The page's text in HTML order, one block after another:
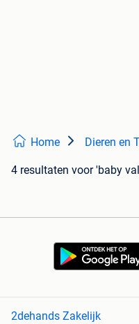
Home Dieren en
4 resultaten voor 'baby
2dehands Zakelijk